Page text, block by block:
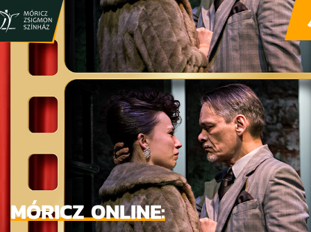
MÓRICZ ONLINE: